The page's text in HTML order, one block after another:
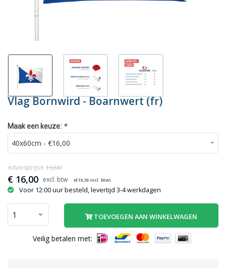
Vlag Bornwird - Boarnwert (fr)
Maak een keuze: *
€ 16,00 (€19,36incl. btw)
Adviesprijs:€ 19,00
Voor 12:00 uur besteld, levertijd 3-4 werkdagen
TOEVOEGEN AAN WINKELWAGEN
Veilig betalen met: